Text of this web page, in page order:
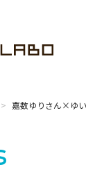
嘉数ゆりさん×ゆ